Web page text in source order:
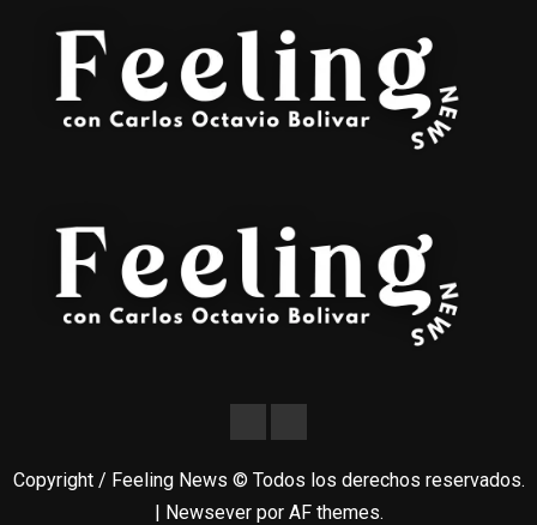
Copyright / Feeling News © Todos los derechos reservados.
| Newseverpor AF themes.